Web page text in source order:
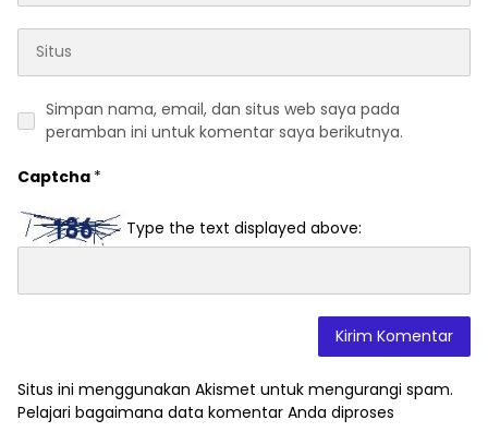
Simpan nama, email, dan situs web saya pada
peramban ini untuk komentar saya berikutnya.
Captcha *
Type the text displayed above:
Situs ini menggunakan Akismet untuk mengurangi spam.
Pelajari bagaimana data komentar Anda diproses